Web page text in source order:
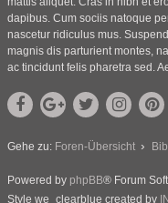
dapibus. Cum sociis natoque
nascetur ridiculus mus.
magnis dis parturient montes,
ac tincidunt felis pharetra sed.
Gehe zu: Foren-Übersicht
Powered by phpBB® Forum
Style we_clearblue created by